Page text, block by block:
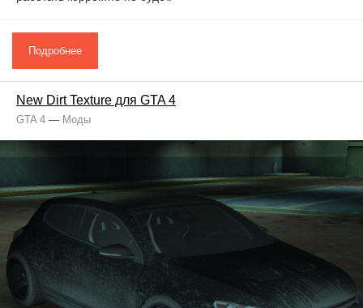
Подробнее
New Dirt Texture для GTA 4
GTA 4 — Моды